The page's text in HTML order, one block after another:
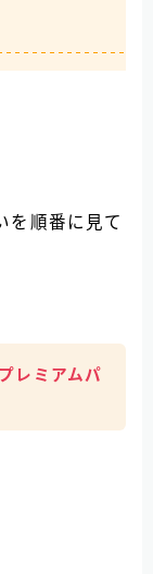
を順番に見て
プレミアムパ